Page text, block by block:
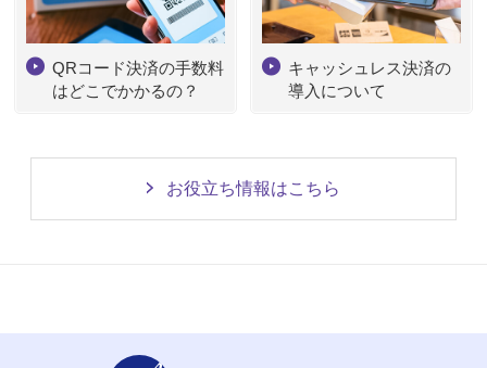
QRコード決済の手数料
はどこでかかるの？
キャッシュレス決済の
導入について
お役立ち情報はこちら